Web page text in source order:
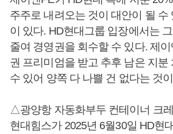
주주로 내려오는 것이 대안이 될 수
이 있다. HD현대그룹 입장에서는
줄여 경영권을 회수할 수 있다. 제
권 프리미엄을 받고 추후 남은 지분
수 있어 양쪽 다 나쁠 건 없다는 것
△광양항 자동화부두 컨테이너 크
현대힘스가 2025년 6월30일 HD현